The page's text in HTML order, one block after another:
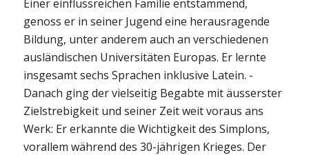
Einer einflussreichen Familie entstammend,
genoss er in seiner Jugend eine herausragende
Bildung, unter anderem auch an verschiedenen
ausländischen Universitäten Europas. Er lernte
insgesamt sechs Sprachen inklusive Latein. ­
Danach ging der vielseitig Begabte mit äusserster
Zielstrebigkeit und seiner Zeit weit voraus ans
Werk: Er erkannte die Wichtigkeit des Simplons,
vorallem während des 30-jährigen Krieges. Der